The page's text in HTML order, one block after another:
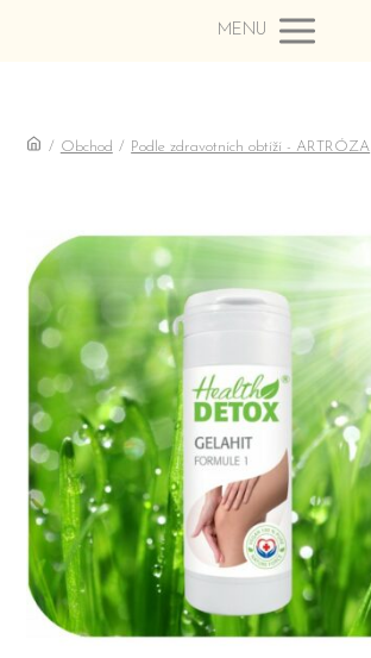
MENU
/ Obchod / Podle zdravotních obtíží - ARTRÓZA